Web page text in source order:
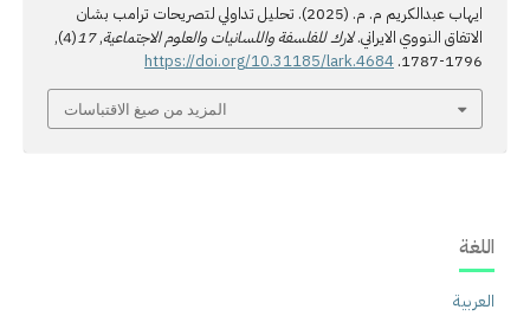
ايهاب عبدالكريم م. م. (2025). تحليل تداولي لتصريحات ترامب بشان
الاتفاق النووي الايراني.لارك للفلسفة واللسانيات والعلوم الاجتماعية,
17
(4),
1796-1787.
https://doi.org/10.31185/lark.4684
المزيد من صيغ الاقتباسات
اللغة
العربية